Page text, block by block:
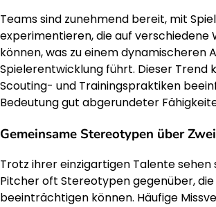
Teams sind zunehmend bereit, mit
experimentieren, die auf verschiedene
können, was zu einem dynamischeren
Spielerentwicklung führt. Dieser Trend
Scouting- und Trainingspraktiken
Bedeutung gut abgerundeter
Gemeinsame Stereotypen über
Trotz ihrer einzigartigen Talente sehen
Pitcher oft Stereotypen gegenüber,
beeinträchtigen können. Häufige